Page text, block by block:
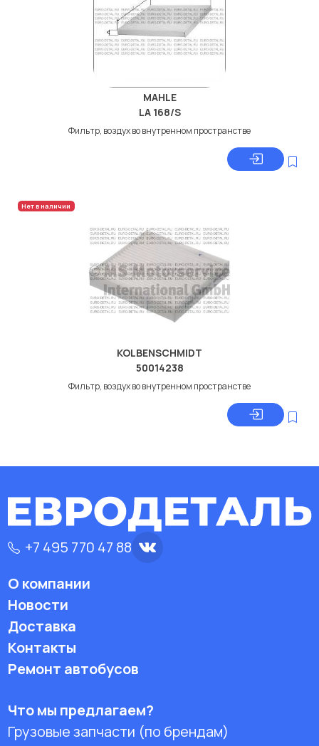
MAHLE
LA 168/S
Фильтр, воздух во внутренном пространстве
Нет в наличии
KOLBENSCHMIDT
50014238
Фильтр, воздух во внутренном пространстве
+7 495 770 47 88
О компании
Новости
Доставка
Контакты
Ремонт автобусов
Что мы предлагаем?
Грузовые запчасти (по брендам)